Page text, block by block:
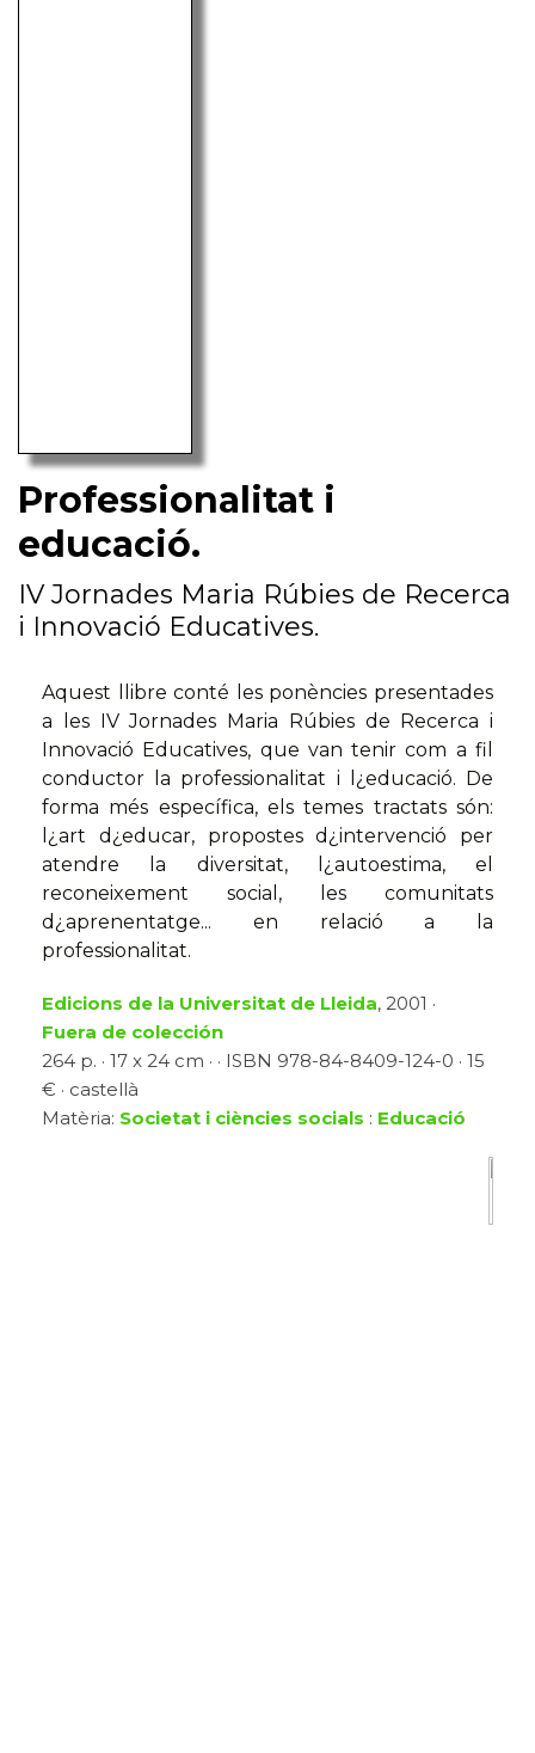
Professionalitat i
educació.
IV Jornades Maria Rúbies de Recerca
i Innovació Educatives.
Aquest llibre conté les ponències presentades
a les IV Jornades Maria Rúbies de Recerca i
Innovació Educatives, que van tenir com a fil
conductor la professionalitat i l¿educació. De
forma més específica, els temes tractats són:
l¿art d¿educar, propostes d¿intervenció per
atendre la diversitat, l¿autoestima, el
reconeixement social, les comunitats
d¿aprenentatge... en relació a la
professionalitat.
Edicions de la Universitat de Lleida, 2001 ·
Fuera de colección
264 p. · 17 x 24 cm · · ISBN 978-84-8409-124-0 · 15
€ · castellà
Matèria: Societat i ciències socials : Educació